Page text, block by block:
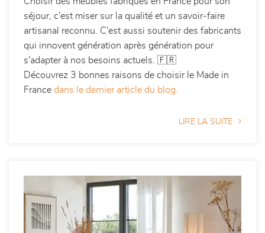
séjour, c'est miser sur la qualité et un savoir-faire
artisanal reconnu. C'est aussi soutenir des fabricants
qui innovent génération après génération pour
s'adapter à nos besoins actuels. 🇫🇷
Découvrez 3 bonnes raisons de choisir le Made in
France dans le dernier article du blog.
LIRE LA SUITE